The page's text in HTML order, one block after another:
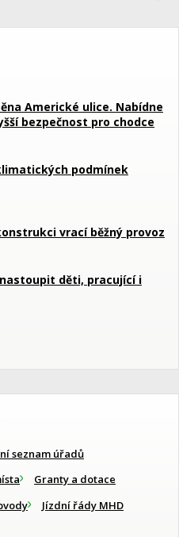
Americké ulice. Nabídne
bezpečnost pro chodce
podmínek
vrací běžný provoz
děti, pracující i
seznam úřadů
Granty a dotace
Jízdní řády MHD